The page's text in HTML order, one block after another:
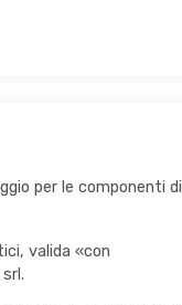
per le componenti di
valida «con